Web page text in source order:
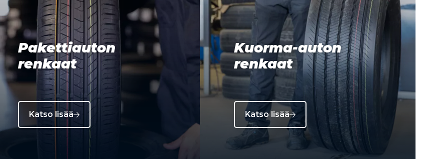
Pakettiauton
renkaat
Katso lisää
Kuorma-auton
renkaat
Katso lisää